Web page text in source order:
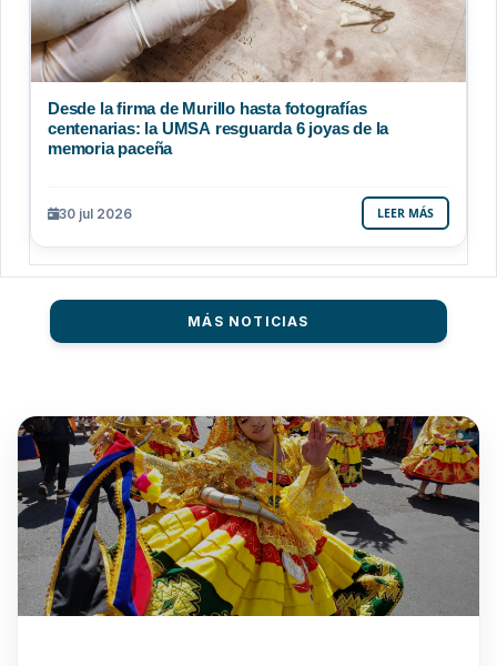
Desde la firma de Murillo hasta fotografías
centenarias: la UMSA resguarda 6 joyas de la
memoria paceña
30 jul 2026 LEER MÁS
MÁS NOTICIAS